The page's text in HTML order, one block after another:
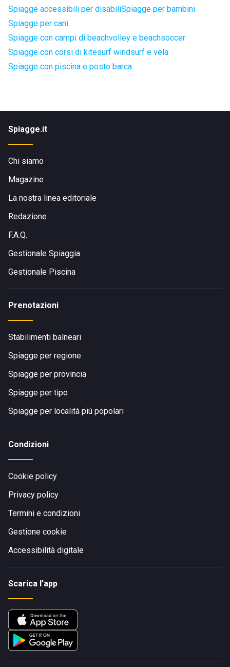
Spiagge accessibili per disabiliSpiagge per bambini
Spiagge per cani
Spiagge con campi di beachvolley e beachsoccer
Spiagge con corsi di kitesurf windsurf e vela
Spiagge con piscina e posto barca
Spiagge.it
Chi siamo
Magazine
La nostra linea editoriale
Redazione
F.A.Q.
Gestionale Spiaggia
Gestionale Piscina
Prenotazioni
Stabilimenti balneari
Spiagge per regione
Spiagge per provincia
Spiagge per tipo
Spiagge per località più popolari
Condizioni
Cookie policy
Privacy policy
Termini e condizioni
Gestione cookie
Accessibilità digitale
Scarica l'app